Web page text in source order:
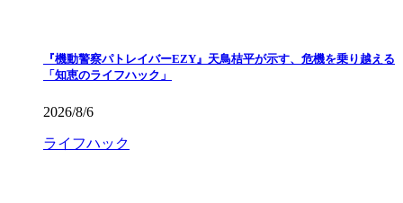
『機動警察パトレイバーEZY』天鳥桔平が示す、危機を乗り越える
「知恵のライフハック」
2026/8/6
ライフハック